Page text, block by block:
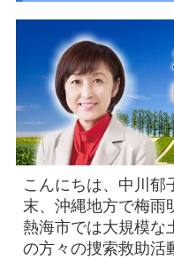
こんにちは、中川郁
末、沖縄地方で梅雨
熱海市では大規模な
の方々の捜索救助活